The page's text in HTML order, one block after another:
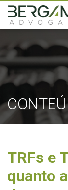
TRFs e
quanto